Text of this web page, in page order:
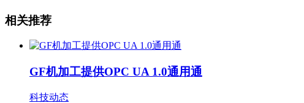
相关推荐
GF机加工提供OPC UA 1.0通用通
科技动态